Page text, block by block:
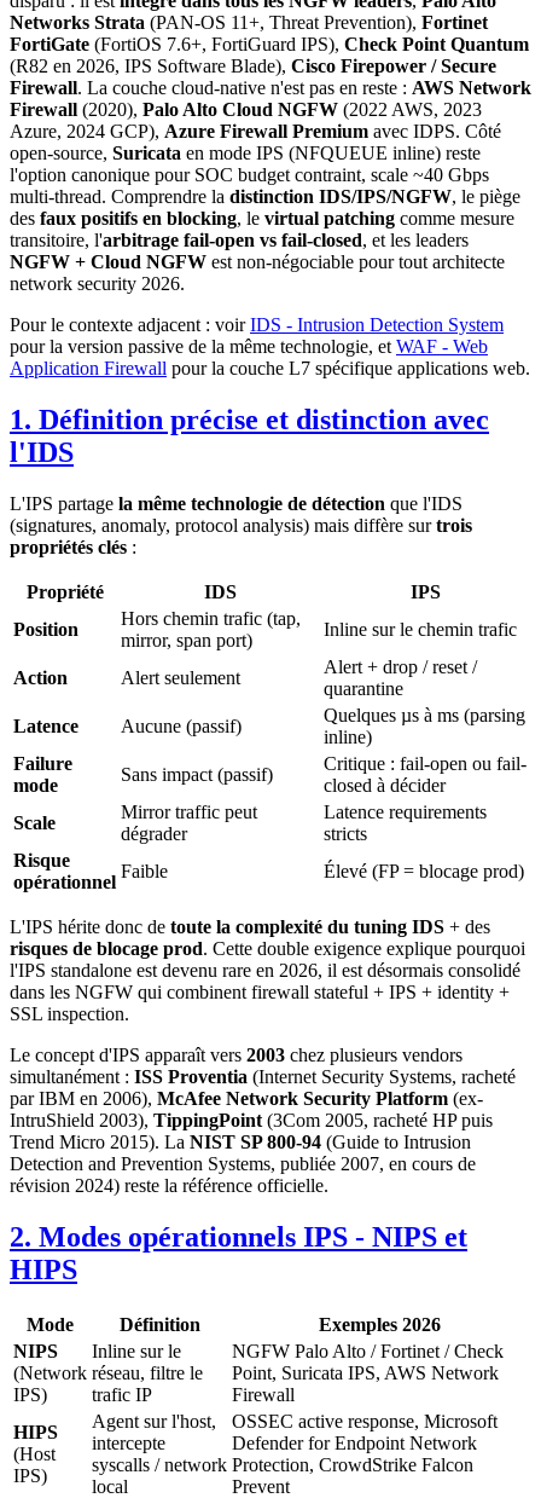
Networks Strata (PAN-OS 11+, Threat Prevention), Fortinet
FortiGate (FortiOS 7.6+, FortiGuard IPS), Check Point Quantum
(R82 en 2026, IPS Software Blade), Cisco Firepower / Secure
Firewall. La couche cloud-native n'est pas en reste : AWS Network
Firewall (2020), Palo Alto Cloud NGFW (2022 AWS, 2023
Azure, 2024 GCP), Azure Firewall Premium avec IDPS. Côté
open-source, Suricata en mode IPS (NFQUEUE inline) reste
l'option canonique pour SOC budget contraint, scale ~40 Gbps
multi-thread. Comprendre la distinction IDS/IPS/NGFW, le piège
des faux positifs en blocking, le virtual patching comme mesure
transitoire, l'arbitrage fail-open vs fail-closed, et les leaders
NGFW + Cloud NGFW est non-négociable pour tout architecte
network security 2026.
Pour le contexte adjacent : voirIDS - Intrusion Detection System
pour la version passive de la même technologie, et WAF - Web
Application Firewall pour la couche L7 spécifique applications web.
1. Définition précise et distinction avec
l'IDS
L'IPS partage la même technologie de détection que l'IDS
(signatures, anomaly, protocol analysis) mais diffère surtrois
propriétés clés :
Propriété IDS
IPS
Position
Hors chemin trafic (tap,
mirror, span port)
Inline sur le chemin trafic
Action Alert seulement
Alert + drop / reset /
quarantine
Latence
Aucune (passif)
Quelques µs à ms (parsing
inline)
Failure
mode
Sans impact (passif)
Critique : fail-open ou fail-
closed à décider
Scale
Mirror traffic peut
dégrader
Latence requirements
stricts
Risque
opérationnel
Faible Élevé (FP = blocage prod)
L'IPS hérite donc de toute la complexité du tuning IDS + des
risques de blocage prod. Cette double exigence explique pourquoi
l'IPS standalone est devenu rare en 2026, il est désormais consolidé
dans les NGFW qui combinent firewall stateful + IPS + identity +
SSL inspection.
Le concept d'IPS apparaît vers 2003 chez plusieurs vendors
simultanément : ISS Proventia (Internet Security Systems, racheté
par IBM en 2006), McAfee Network Security Platform (ex-
IntruShield 2003), TippingPoint (3Com 2005, racheté HP puis
Trend Micro 2015). La NIST SP 800-94 (Guide to Intrusion
Detection and Prevention Systems, publiée 2007, en cours de
révision 2024) reste la référence officielle.
2. Modes opérationnels IPS - NIPS et
HIPS
Mode Définition
Exemples 2026
NIPS
(Network
IPS)
Inline sur le
réseau, filtre le
trafic IP
NGFW Palo Alto / Fortinet / Check
Point, Suricata IPS, AWS Network
Firewall
HIPS
(Host
IPS)
Agent sur l'host,
intercepte
syscalls / network
local
OSSEC active response, Microsoft
Defender for Endpoint Network
Protection, CrowdStrike Falcon
Prevent